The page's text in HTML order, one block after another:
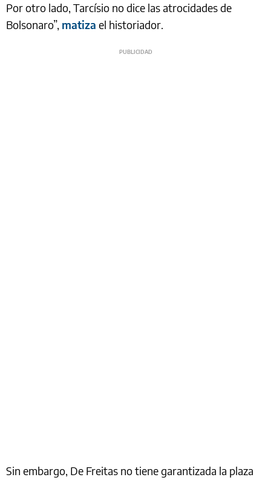
Por otro lado, Tarcísio no dice las atrocidades de
Bolsonaro”, matiza el historiador.
Sin embargo, De Freitas no tiene garantizada la plaza